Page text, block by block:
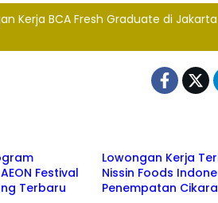
Kerja BCA Fresh Graduate di Jakarta
Festival
Terbaru
Lowongan Kerja
Nissin Foods
Penempatan
BANK